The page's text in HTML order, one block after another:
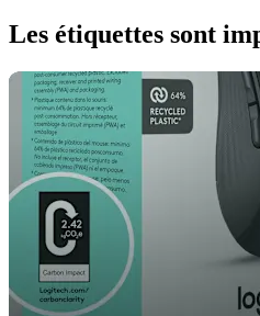
Les étiquettes sont